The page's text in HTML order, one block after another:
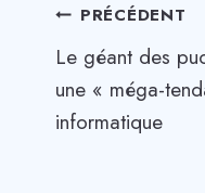
Navigation
de
l’article
PRÉCÉDENT
Le géant des
une « méga-
informatique